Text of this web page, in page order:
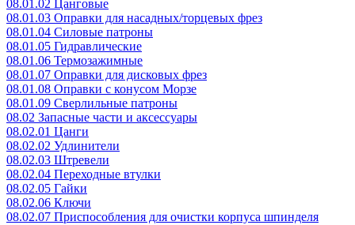
08.01.02 Цанговые
08.01.03 Оправки для насадных/торцевых фрез
08.01.04 Силовые патроны
08.01.05 Гидравлические
08.01.06 Термозажимные
08.01.07 Оправки для дисковых фрез
08.01.08 Оправки с конусом Морзе
08.01.09 Сверлильные патроны
08.02 Запасные части и аксессуары
08.02.01 Цанги
08.02.02 Удлинители
08.02.03 Штревели
08.02.04 Переходные втулки
08.02.05 Гайки
08.02.06 Ключи
08.02.07 Приспособления для очистки корпуса шпинделя